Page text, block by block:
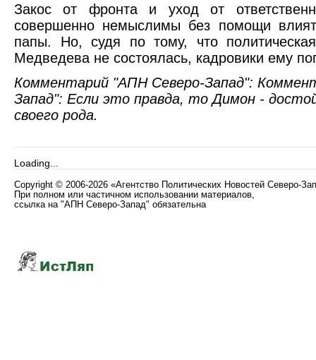
Закос от фронта и уход от
совершенно немыслимы без помощи
папы. Но, судя по тому, что
Медведева не состоялась, кадровики ему
Комментарий "АПН Северо-Запад":
Запад": Если это правда, то Димон -
своего рода.
Loading...
Copyright © 2006-2026 «Агентство Политических Новостей Северо-
При полном или частичном использовании материалов,
ссылка на "АПН Северо-Запад" обязательна